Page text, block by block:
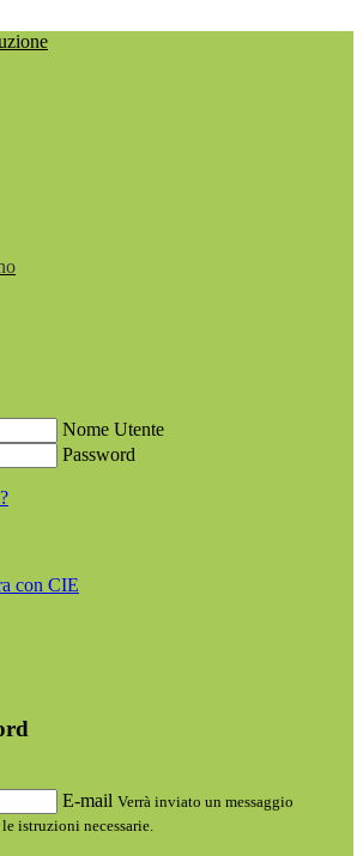
Nome Utente
Password
con CIE
E-mail Verrà inviato un messaggio
istruzioni necessarie.